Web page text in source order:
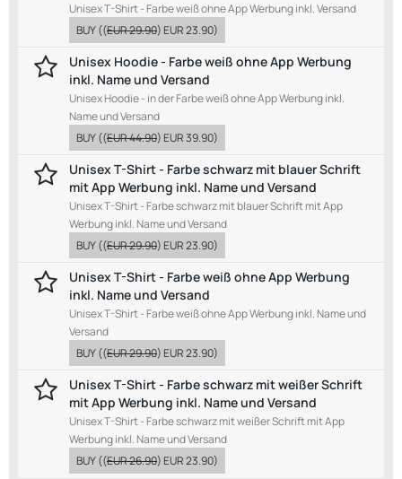
Unisex T-Shirt - Farbe weiß ohne App Werbung inkl. Versand
BUY((EUR 29.90)EUR 23.90)
Unisex Hoodie - Farbe weiß ohne App Werbung
inkl. Name und Versand
Unisex Hoodie - in der Farbe weiß ohne App Werbung inkl.
Name und Versand
BUY((EUR 44.90)EUR 39.90)
Unisex T-Shirt - Farbe schwarz mit blauer Schrift
mit App Werbung inkl. Name und Versand
Unisex T-Shirt - Farbe schwarz mit blauer Schrift mit App
Werbung inkl. Name und Versand
BUY((EUR 29.90)EUR 23.90)
Unisex T-Shirt - Farbe weiß ohne App Werbung
inkl. Name und Versand
Unisex T-Shirt - Farbe weiß ohne App Werbung inkl. Name und
Versand
BUY((EUR 29.90)EUR 23.90)
Unisex T-Shirt - Farbe schwarz mit weißer Schrift
mit App Werbung inkl. Name und Versand
Unisex T-Shirt - Farbe schwarz mit weißer Schrift mit App
Werbung inkl. Name und Versand
BUY((EUR 26.90)EUR 23.90)